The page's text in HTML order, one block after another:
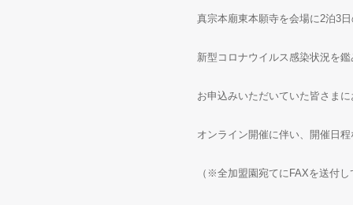
真宗本廟東本願寺を会場に2泊3
新型コロナウイルス感染状況を
お申込みいただいていた皆さま
オンライン開催に伴い、開催日
（※全加盟園宛てにFAXを送付